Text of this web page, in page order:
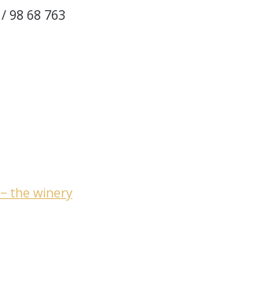
98 68 763